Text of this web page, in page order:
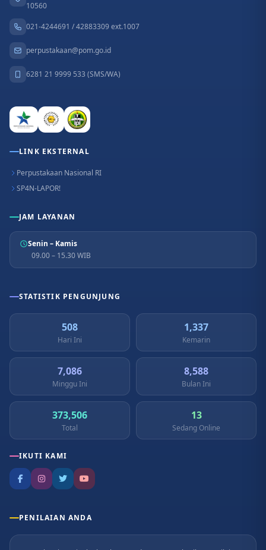
10560
021-4244691 / 42883309 ext.1007
perpustakaan@pom.go.id
6281 21 9999 533 (SMS/WA)
LINK EKSTERNAL
Perpustakaan Nasional RI
SP4N-LAPOR!
JAM LAYANAN
Senin – Kamis
09.00 – 15.30 WIB
STATISTIK PENGUNJUNG
508
Hari Ini
1,337
Kemarin
7,086
Minggu Ini
8,588
Bulan Ini
373,506
Total
13
Sedang Online
IKUTI KAMI
PENILAIAN ANDA